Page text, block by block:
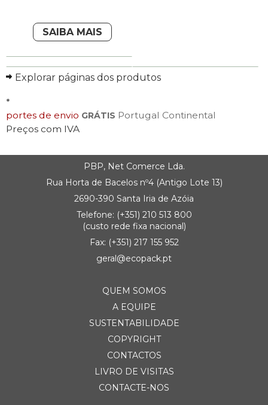
SAIBA MAIS
Explorar páginas dos produtos
*
portes de envio GRÁTIS Portugal Continental
Preços com IVA
PBP, Net Comerce Lda.
Rua Horta de Bacelos nº4 (Antigo Lote 13)
2690-390 Santa Iria de Azóia
Telefone: (+351) 210 513 800
(custo rede fixa nacional)
Fax: (+351) 217 155 952
geral@ecopack.pt
QUEM SOMOS
A EQUIPE
SUSTENTABILIDADE
COPYRIGHT
CONTACTOS
LIVRO DE VISITAS
CONTACTE-NOS